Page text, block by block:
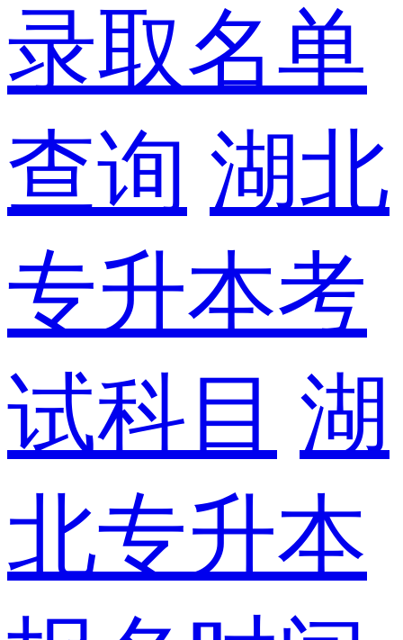
录取名单
查询 湖北
专升本考
试科目 湖
北专升本